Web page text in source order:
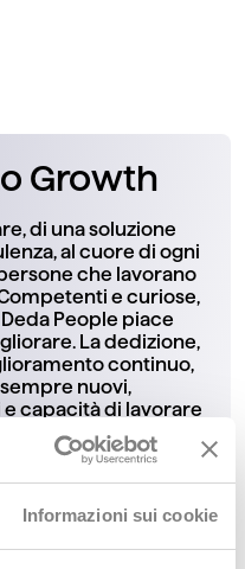
Informazioni sui cookie
Growth
di una soluzione
al cuore di ogni
che lavorano
e curiose,
People piace
La dedizione,
continuo,
nuovi,
capacità di lavorare
è far crescere le
esprimere
tutta.